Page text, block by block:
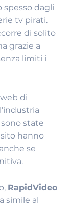
spesso dagli
tv pirati.
di solito
grazie a
limiti i
di
state
hanno
se
RapidVideo
simile al